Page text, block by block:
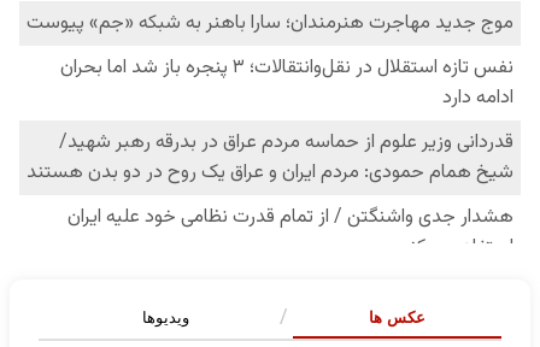
عکس ها ویدیوها